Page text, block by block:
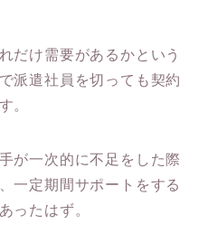
だけ需要があるかという
派遣社員を切っても契約
。
が一次的に不足をした際
一定期間サポートをする
ったはず。